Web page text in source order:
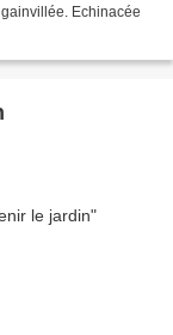
Echinacée